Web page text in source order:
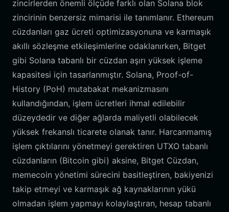
zincirlerden önemli ölçüde farklı olan Solana blok
zincirinin benzersiz mimarisi ile tanımlanır. Ethereum
cüzdanları gaz ücreti optimizasyonuna ve karmaşık
akıllı sözleşme etkileşimlerine odaklanırken, Bitget
gibi Solana tabanlı bir cüzdan aşırı yüksek işleme
kapasitesi için tasarlanmıştır. Solana, Proof-of-
History (PoH) mutabakat mekanizmasını
kullandığından, işlem ücretleri ihmal edilebilir
düzeydedir ve diğer ağlarda maliyetli olabilecek
yüksek frekanslı ticarete olanak tanır. Harcanmamış
işlem çıktılarını yönetmeyi gerektiren UTXO tabanlı
cüzdanların (Bitcoin gibi) aksine, Bitget Cüzdan,
memecoin yönetimi sürecini basitleştiren, bakiyenizi
takip etmeyi ve karmaşık ağ kaynaklarının yükü
olmadan işlem yapmayı kolaylaştıran, hesap tabanlı